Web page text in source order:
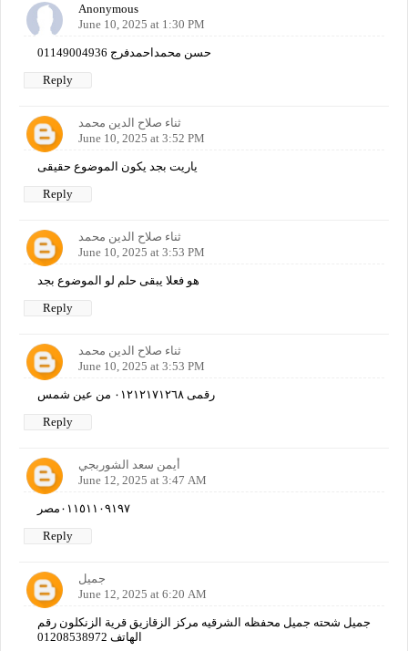
Anonymous
June 10, 2025 at 1:30 PM
حسن محمداحمدفرج 01149004936
Reply
ثناء صلاح الدين محمد
June 10, 2025 at 3:52 PM
ياريت بجد يكون الموضوع حقيقى
Reply
ثناء صلاح الدين محمد
June 10, 2025 at 3:53 PM
هو فعلا يبقى حلم لو الموضوع بجد
Reply
ثناء صلاح الدين محمد
June 10, 2025 at 3:53 PM
رقمى ٠١٢١٢١٧١٢٦٨ من عين شمس
Reply
أيمن سعد الشوربجي
June 12, 2025 at 3:47 AM
٠١١٥١١٠٩١٩٧مصر
Reply
جميل
June 12, 2025 at 6:20 AM
جميل شحته جميل محفظه الشرقيه مركز الزقازيق قرية الزنكلون رقم
الهاتف 01208538972